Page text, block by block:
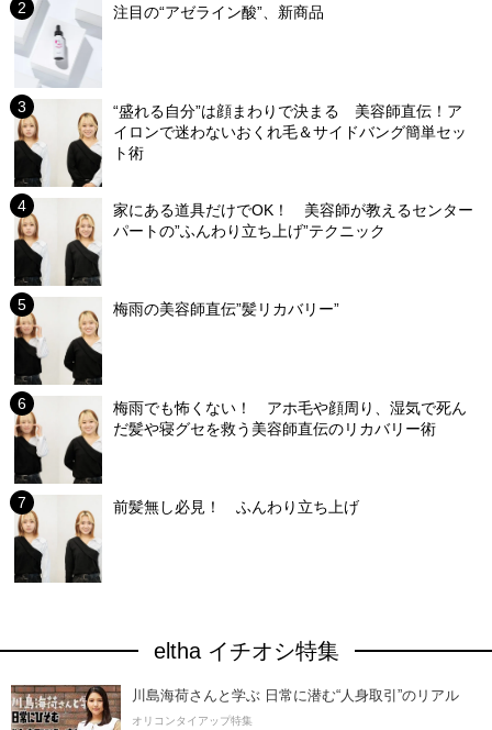
注目の“アゼライン酸”、新商品
“盛れる自分”は顔まわりで決まる 美容師直伝！ア
イロンで迷わないおくれ毛＆サイドバング簡単セッ
ト術
家にある道具だけでOK！ 美容師が教えるセンター
パートの”ふんわり立ち上げ”テクニック
梅雨の美容師直伝”髪リカバリー”
梅雨でも怖くない！ アホ毛や顔周り、湿気で死ん
だ髪や寝グセを救う美容師直伝のリカバリー術
前髪無し必見！ ふんわり立ち上げ
eltha イチオシ特集
川島海荷さんと学ぶ 日常に潜む“人身取引”のリアル
オリコンタイアップ特集